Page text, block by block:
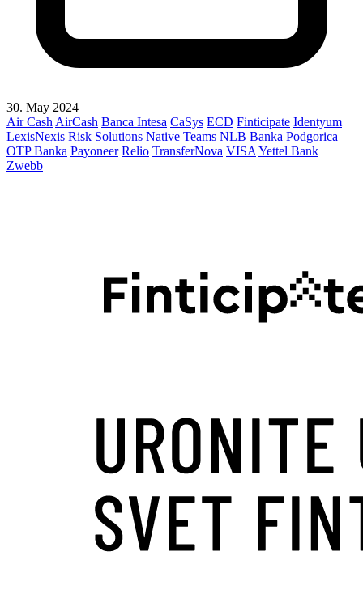
30. May 2024
Air Cash AirCash Banca Intesa CaSys ECD Finticipate Identyum
LexisNexis Risk Solutions Native Teams NLB Banka Podgorica
OTP Banka Payoneer Relio TransferNova VISA Yettel Bank
Zwebb